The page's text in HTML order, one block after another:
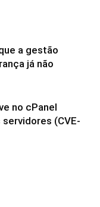
a gestão
já não
no cPanel
(CVE-